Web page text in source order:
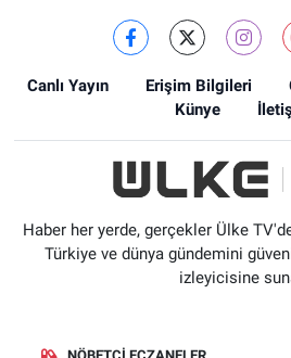
Canlı Yayın Erişim Bilgileri
Künye
Haber her yerde, gerçekler Ülke
Türkiye ve dünya gündemini
izleyicisine